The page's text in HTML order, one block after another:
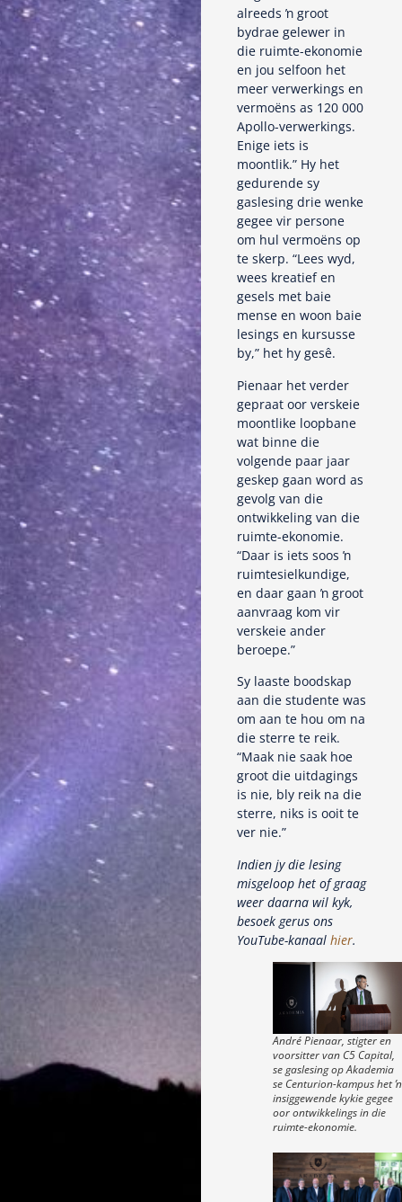
alreeds ŉ groot
bydrae gelewer in
die ruimte-ekonomie
en jou selfoon het
meer verwerkings en
vermoëns as 120 000
Apollo-verwerkings.
Enige iets is
moontlik.” Hy het
gedurende sy
gaslesing drie wenke
gegee vir persone
om hul vermoëns op
te skerp. “Lees wyd,
wees kreatief en
gesels met baie
mense en woon baie
lesings en kursusse
by,” het hy gesê.
Pienaar het verder
gepraat oor verskeie
moontlike loopbane
wat binne die
volgende paar jaar
geskep gaan word as
gevolg van die
ontwikkeling van die
ruimte-ekonomie.
“Daar is iets soos ŉ
ruimtesielkundige,
en daar gaan ŉ groot
aanvraag kom vir
verskeie ander
beroepe.”
Sy laaste boodskap
aan die studente was
om aan te hou om na
die sterre te reik.
“Maak nie saak hoe
groot die uitdagings
is nie, bly reik na die
sterre, niks is ooit te
ver nie.”
Indien jy die lesing
misgeloop het of graag
weer daarna wil kyk,
besoek gerus ons
YouTube-kanaal hier.
André Pienaar, stigter en
voorsitter van C5 Capital,
se gaslesing op Akademia
se Centurion-kampus het ŉ
insiggewende kykie gegee
oor ontwikkelings in die
ruimte-ekonomie.